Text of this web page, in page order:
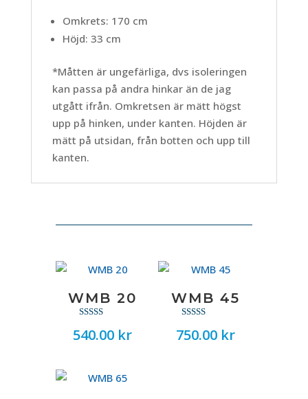
Omkrets: 170 cm
Höjd: 33 cm
*Måtten är ungefärliga, dvs isoleringen
kan passa på andra hinkar än de jag
utgått ifrån. Omkretsen är mätt högst
upp på hinken, under kanten. Höjden är
mätt på utsidan, från botten och upp till
kanten.
WMB 20
4.57
av 5
540.00 kr
WMB 45
5.00
av 5
750.00 kr